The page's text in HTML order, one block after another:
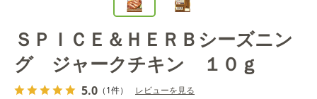
ＳＰＩＣＥ＆ＨＥＲＢシーズニン
グ ジャークチキン １０ｇ
5.0 （1件） レビューを見る